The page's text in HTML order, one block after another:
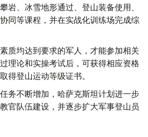
岩、冰雪地形通过、登山装备使用、
同等课程，并在实战化训练场完成综
质均达到要求的军人，才能参加相关
理论和实操考试后，可获得相应资格
得登山运动等级证书。
务不断增加，哈萨克斯坦计划进一步
官队伍建设，并逐步扩大军事登山员